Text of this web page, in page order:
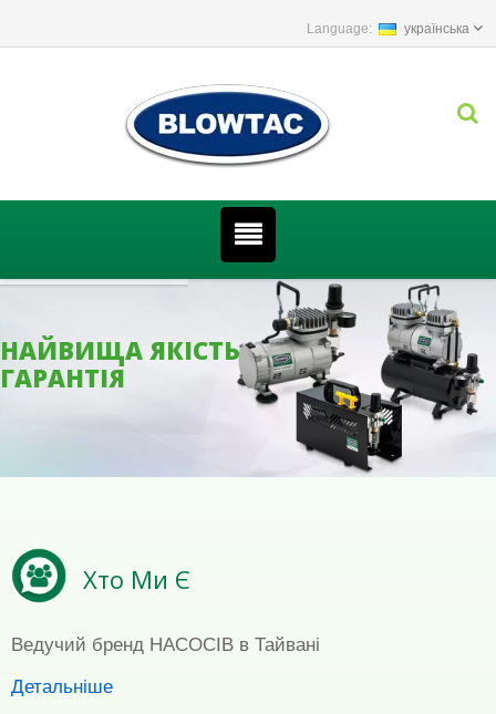
українська
НАЙВИЩА ЯКІСТЬ
ГАРАНТІЯ
Хто Ми Є
Ведучий бренд НАСОСІВ в Тайвані
Детальніше